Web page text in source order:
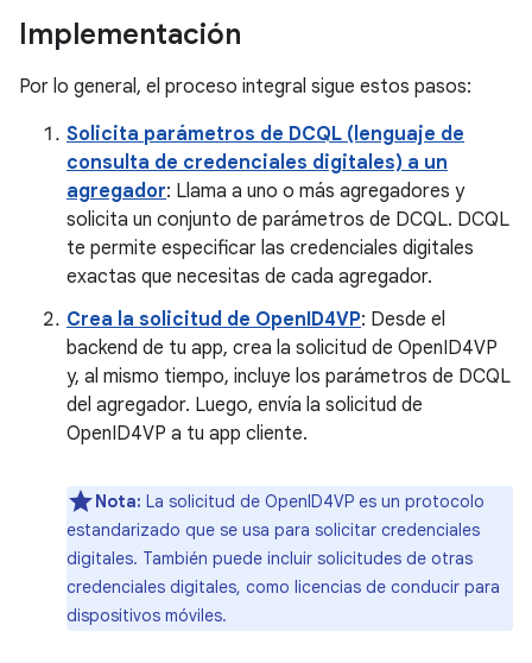
Implementación
Por lo general, el proceso integral sigue estos pasos:
Solicita parámetros de DCQL (lenguaje de
consulta de credenciales digitales) a un
agregador: Llama a uno o más agregadores y
solicita un conjunto de parámetros de DCQL. DCQL
te permite especificar las credenciales digitales
exactas que necesitas de cada agregador.
Crea la solicitud de OpenID4VP: Desde el
backend de tu app, crea la solicitud de OpenID4VP
y, al mismo tiempo, incluye los parámetros de DCQL
del agregador. Luego, envía la solicitud de
OpenID4VP a tu app cliente.
Nota: La solicitud de OpenID4VP es un protocolo
estandarizado que se usa para solicitar credenciales
digitales. También puede incluir solicitudes de otras
credenciales digitales, como licencias de conducir para
dispositivos móviles.